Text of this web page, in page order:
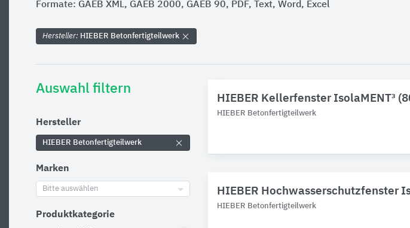
Formate: GAEB XML, GAEB 2000, GAEB 90, PDF, Text, Word, Excel
Hersteller: HIEBER Betonfertigteilwerk
Auswahl filtern
Hersteller
HIEBER Betonfertigteilwerk
Marken
Bitte auswählen
Produktkategorie
HIEBER Kellerfenster IsolaMENT³
HIEBER Betonfertigteilwerk
HIEBER Hochwasserschutzfenster
HIEBER Betonfertigteilwerk